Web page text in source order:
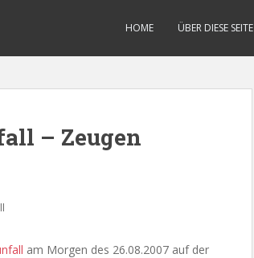
HOME ÜBER DIESE SEITE
– Zeugen
am Morgen des 26.08.2007 auf der